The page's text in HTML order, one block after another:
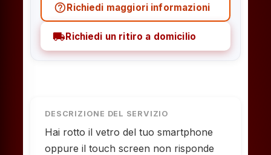
help_outlineRichiedi maggiori informazioni
local_shippingRichiedi un ritiro a domicilio
DESCRIZIONE DEL SERVIZIO
Hai rotto il vetro del tuo smartphone
oppure il touch screen non risponde